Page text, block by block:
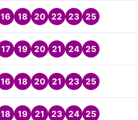
16 18 20 22 23 25
17 19 20 21 24 25
16 18 20 21 23 25
18 19 21 23 24 25